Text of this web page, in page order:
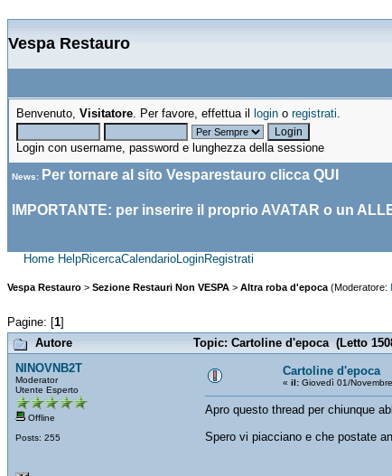
Vespa Restauro
Benvenuto, Visitatore. Per favore, effettua il login o registrati.
Login con username, password e lunghezza della sessione
News: Per tornare al sito Vesparestauro clicca QUI
IMPORTANTE: per inserire il proprio AVATAR o un
Home HelpRicercaCalendarioLoginRegistrati
Vespa Restauro > Sezione Restauri Non VESPA > Altra roba d'epoca (Moderatore:
Pagine: [1]
Autore
Topic: Cartoline d'epoca (Letto
NINOVNB2T
Moderator
Utente Esperto
Offline
Posts: 255
Cartoline d'epoca
« il: Giovedì 01/
Apro questo thread per chiunque
Spero vi piacciano e che postate